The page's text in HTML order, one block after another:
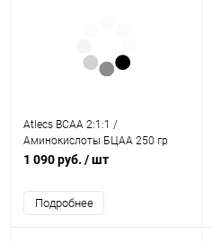
Atlecs BCAA 2:1:1 /
Аминокислоты БЦАА 250 гр
1 090 руб. / шт
Подробнее